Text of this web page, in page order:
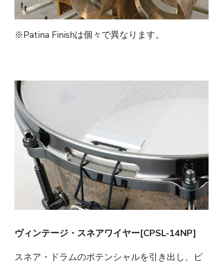
※Patina Finishは個々で異なります。
ヴィンテージ・スネアワイヤー[CPSL-14NP]
スネア・ドラムのポテンシャルを引き出し、ピ